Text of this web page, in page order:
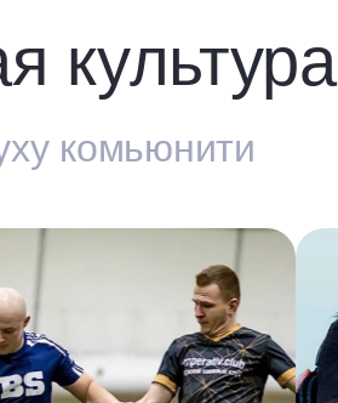
культура
комьюнити